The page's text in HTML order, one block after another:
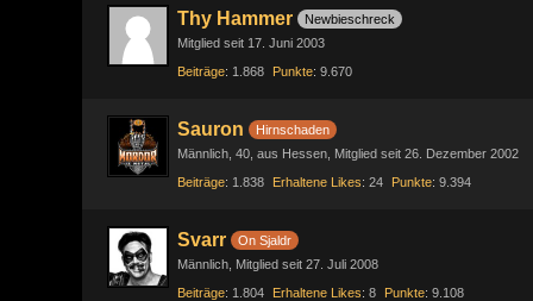
Thy Hammer
Newbieschreck
Mitglied seit 17. Juni 2003
Beiträge
1.868 Punkte 9.670
Sauron
Hirnschaden
Männlich 40 aus Hessen
Mitglied seit 26. Dezember 2002
Beiträge
1.838 Erhaltene Likes 24 Punkte 9.394
Svarr
On Sjaldr
Männlich
Mitglied seit 27. Juli 2008
Beiträge
1.804 Erhaltene Likes 8 Punkte 9.108